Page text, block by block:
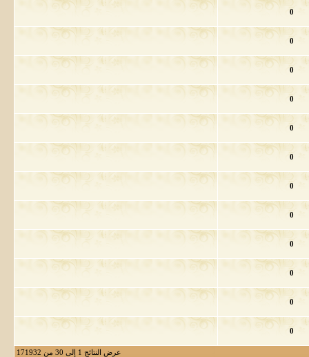
0
0
0
0
0
0
0
0
0
0
0
0
عرض النتائج 1 إلى 30 من 171932